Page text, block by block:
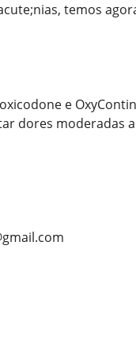
temos
e
dores moderadas